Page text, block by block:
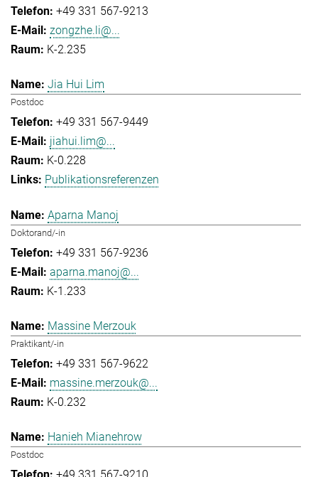
+49 331 567-9213
zongzhe.li@...
K-2.235
Jia Hui Lim
Postdoc
+49 331 567-9449
jiahui.lim@...
K-0.228
Publikationsreferenzen
Aparna Manoj
Doktorand/-in
+49 331 567-9236
aparna.manoj@...
K-1.233
Massine Merzouk
Praktikant/-in
+49 331 567-9622
massine.merzouk@...
K-0.232
Hanieh Mianehrow
Postdoc